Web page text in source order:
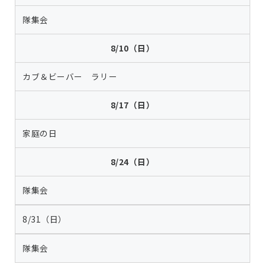
隊集会
8/10（日）
カブ＆ビーバー ラリー
8/17（日）
家庭の日
8/24（日）
隊集会
8/31（日）
隊集会